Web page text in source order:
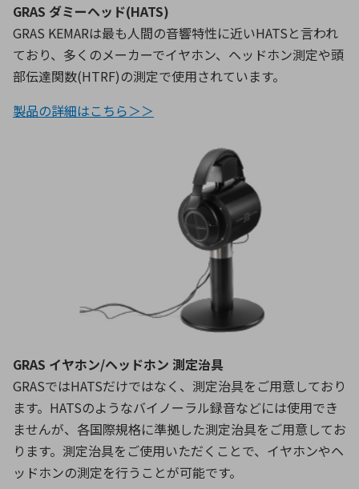
GRAS ダミーヘッド(HATS)
GRAS KEMARは最も人間の音響特性に近いHATSと言われ
ており、多くのメーカーでイヤホン、ヘッドホン測定や頭
部伝達関数(HTRF)の測定で使用されています。
製品の詳細はこちら＞＞
GRAS イヤホン/ヘッドホン 測定治具
GRASではHATSだけではなく、測定治具をご用意しており
ます。HATSのようなバイノーラル録音などには使用でき
ませんが、各国際規格に準拠した測定治具をご用意してお
ります。測定治具をご使用いただくことで、イヤホンやヘ
ッドホンの測定を行うことが可能です。